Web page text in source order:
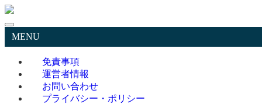
MENU
免責事項
運営者情報
お問い合わせ
プライバシー・ポリシー